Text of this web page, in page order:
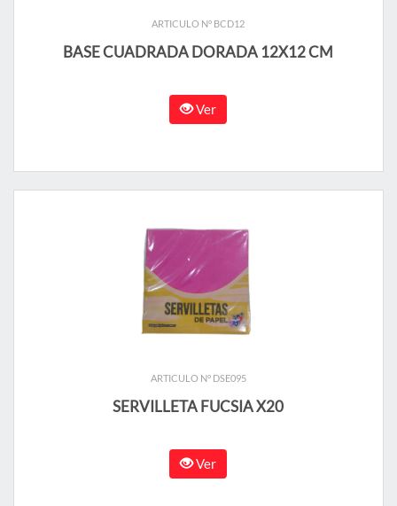
ARTICULO N° BCD12
BASE CUADRADA DORADA 12X12 CM
Ver
ARTICULO N° DSE095
SERVILLETA FUCSIA X20
Ver